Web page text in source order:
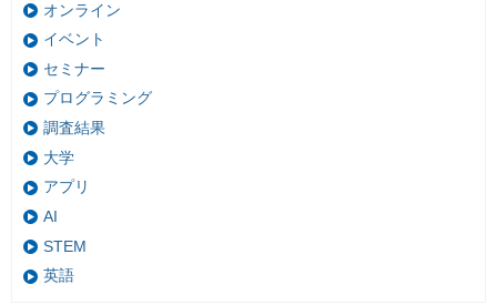
オンライン
イベント
セミナー
プログラミング
調査結果
大学
アプリ
AI
STEM
英語